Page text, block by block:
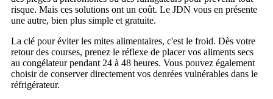
risque. Mais ces solutions ont un coût. Le JDN vous en présente
une autre, bien plus simple et gratuite.
La clé pour éviter les mites alimentaires, c'est le froid. Dès votre
retour des courses, prenez le réflexe de placer vos aliments secs
au congélateur pendant 24 à 48 heures. Vous pouvez également
choisir de conserver directement vos denrées vulnérables dans le
réfrigérateur.